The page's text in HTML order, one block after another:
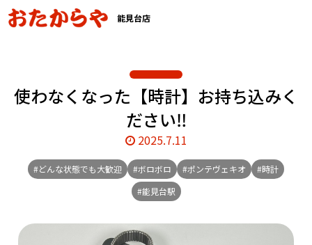
能見台店
使わなくなった【時計】お持ち込みく
ださい‼️
2025.7.11
#どんな状態でも大歓迎 #ボロボロ #ポンテヴェキオ
#時計
#能見台駅